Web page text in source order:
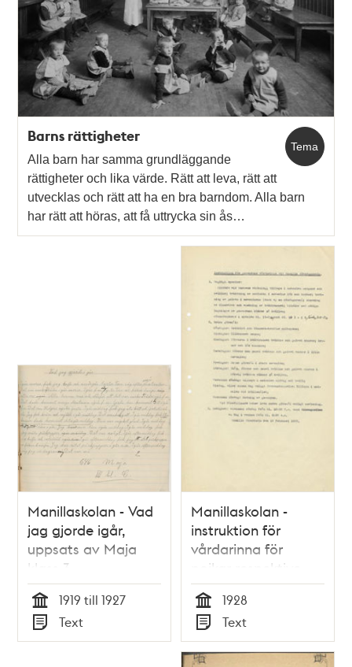
poster
teman
Tema
Barns rättigheter
Alla barn har samma grundläggande
rättigheter och lika värde. Rätt att leva, rätt att
utvecklas och rätt att ha en bra barndom. Alla barn
har rätt att höras, att få uttrycka sin ås…
Manillaskolan - Vad
jag gjorde igår,
uppsats av Maja
klass 3
Tid
1919 till 1927
Typ
Text
Manillaskolan -
instruktion för
vårdarinna för
pojkar respektive
flickor 1928
Tid
1928
Typ
Text